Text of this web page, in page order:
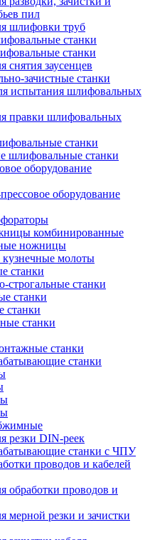
пил
шлифовки труб
станки
станки
снятия заусенцев
зачистные станки
испытания шлифовальных
правки шлифовальных
станки
шлифовальные станки
оборудование
оборудование
комбинированные
ножницы
молоты
станки
строгальные станки
станки
станки
станки
станки
станки
резки DIN-реек
станки с ЧПУ
проводов и кабелей
обработки проводов и
мерной резки и зачистки